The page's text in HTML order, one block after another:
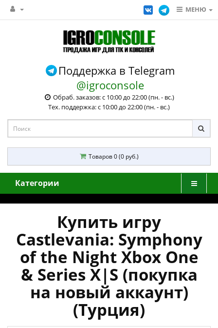
МЕНЮ
Поддержка в Telegram
@igroconsole
Обраб. заказов: с 10:00 до 22:00 (пн. - вс.)
Тех. поддержка: с 10:00 до 22:00 (пн. - вс.)
Товаров 0 (0 руб.)
Категории
Купить игру
Castlevania: Symphony
of the Night Xbox One
& Series X|S (покупка
на новый аккаунт)
(Турция)